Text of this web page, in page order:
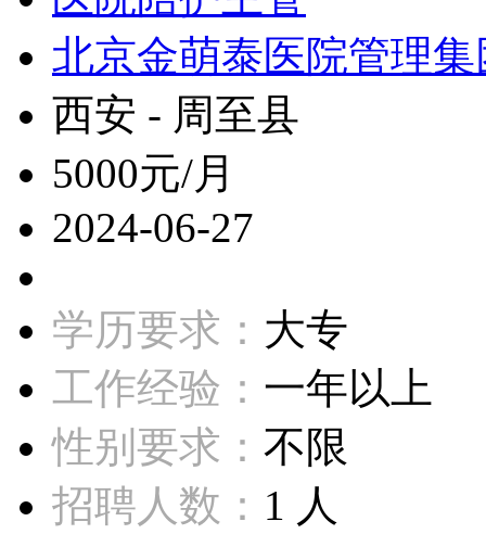
北京金萌泰医院管理
西安 - 周至县
5000元/月
2024-06-27
学历要求： 大专
工作经验： 一年以上
性别要求： 不限
招聘人数： 1 人